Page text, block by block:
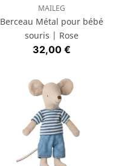
MAILEG
Berceau Métal pour bébé
souris | Rose
Prix
32,00 €